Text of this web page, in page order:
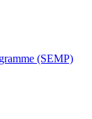
(SEMP)